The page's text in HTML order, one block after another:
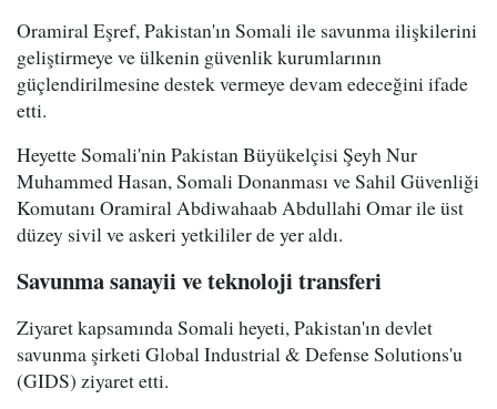
Oramiral Eşref, Pakistan'ın Somali ile savunma ilişkilerini
geliştirmeye ve ülkenin güvenlik kurumlarının
güçlendirilmesine destek vermeye devam edeceğini ifade
etti.
Heyette Somali'nin Pakistan Büyükelçisi Şeyh Nur
Muhammed Hasan, Somali Donanması ve Sahil Güvenliği
Komutanı Oramiral Abdiwahaab Abdullahi Omar ile üst
düzey sivil ve askeri yetkililer de yer aldı.
Savunma sanayii ve teknoloji transferi
Ziyaret kapsamında Somali heyeti, Pakistan'ın devlet
savunma şirketi Global Industrial & Defense Solutions'u
(GIDS) ziyaret etti.